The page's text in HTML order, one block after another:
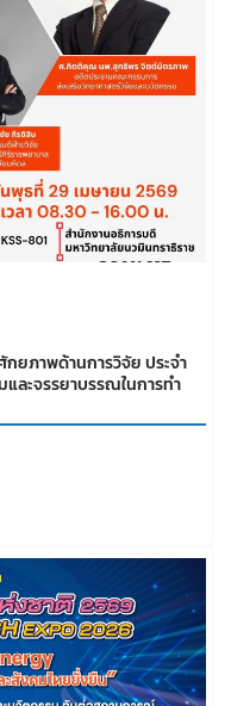
ยภาพด้านการวิจัย ประจำ
ละจรรยาบรรณในการทำ